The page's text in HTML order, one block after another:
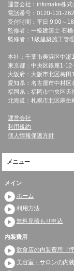
運営会社：infomake株式
電話番号：0120-131-
受付時間：平日 9:00～
監修者：一級建築士 石
監修者：1級建築施工管
本社：千葉市美浜区中
東京都：中央区銀座1-
大阪府：大阪市北区梅
愛知県：名古屋市中村
福岡県：福岡市中央区
北海道：札幌市北区麻
運営会社
利用規約
個人情報保護方針
メニュー
メイン
ホーム
利用方法
無料見積もり申込
内装費用
飲食店の内装費用（坪
美容室・サロンの内